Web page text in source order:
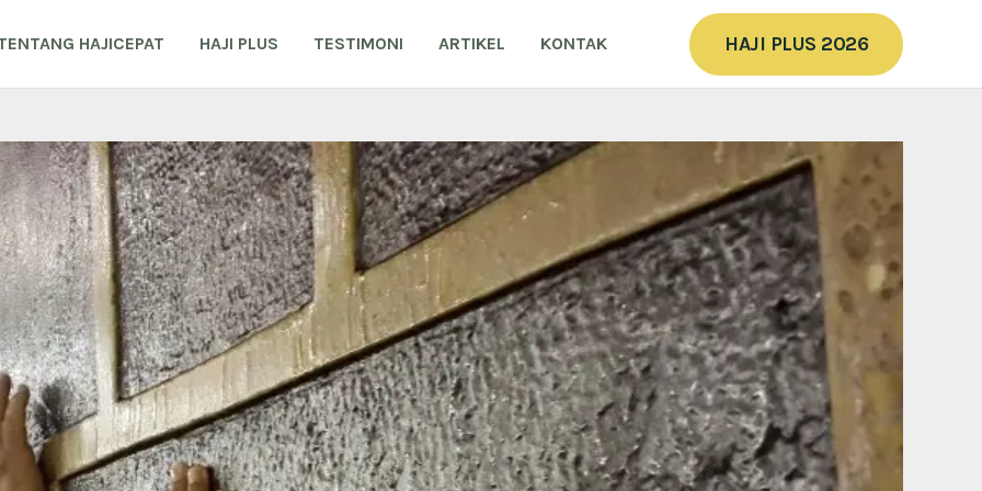
HAJICEPAT HAJI PLUS TESTIMONI ARTIKEL KONTAK HAJI PLUS 2026